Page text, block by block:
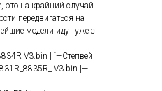
это на крайний случай.
передвигаться на
модели идут уже с
V3.bin | `—Степвей |
V3.bin |—